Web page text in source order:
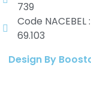
739
Code NACEBEL :
69.103
Design By